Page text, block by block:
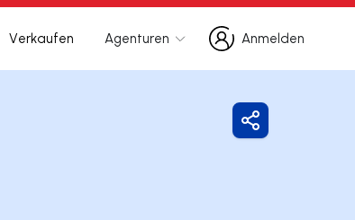
Verkaufen Agenturen
Anmelden
Anmelden
Freigeben